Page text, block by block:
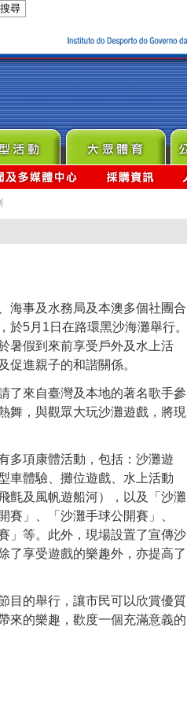
海事及水務局及本澳多個社團合
於5月1日在路環黑沙海灘舉行。
暑假到來前享受戶外及水上活
促進親子的和諧關係。
了來自臺灣及本地的著名歌手參
舞，與觀眾大玩沙灘遊戲，將現
多項康體活動，包括：沙灘遊
車體驗、攤位遊戲、水上活動
氈及風帆遊船河），以及「沙灘
賽」、「沙灘手球公開賽」、
」等。此外，現場設置了宣傳沙
了享受遊戲的樂趣外，亦提高了
目的舉行，讓市民可以欣賞優質
來的樂趣，歡度一個充滿意義的